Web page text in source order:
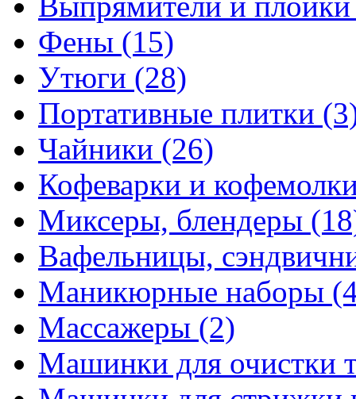
Фены (15)
Утюги (28)
Портативные плитки
Чайники (26)
Кофеварки и
Миксеры, блендеры
Вафельницы,
Маникюрные наборы
Массажеры (2)
Машинки для очистки